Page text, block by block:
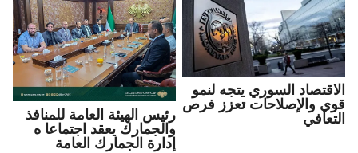
الاقتصاد السوري يتجه لنمو
قوي والإصلاحات تعزز فرص
التعافي
رئيس الهيئة العامة للمنافذ
والجمارك يعقد اجتماعا ه
إدارة الجمارك العامة